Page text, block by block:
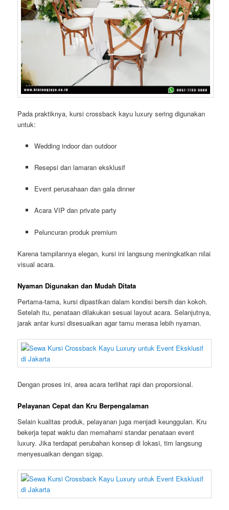
Pada praktiknya, kursi crossback kayu luxury sering digunakan
untuk:
Wedding indoor dan outdoor
Resepsi dan lamaran eksklusif
Event perusahaan dan gala dinner
Acara VIP dan private party
Peluncuran produk premium
Karena tampilannya elegan, kursi ini langsung meningkatkan nilai
visual acara.
Nyaman Digunakan dan Mudah Ditata
Pertama-tama, kursi dipastikan dalam kondisi bersih dan kokoh.
Setelah itu, penataan dilakukan sesuai layout acara. Selanjutnya,
jarak antar kursi disesuaikan agar tamu merasa lebih nyaman.
Dengan proses ini, area acara terlihat rapi dan proporsional.
Pelayanan Cepat dan Kru Berpengalaman
Selain kualitas produk, pelayanan juga menjadi keunggulan. Kru
bekerja tepat waktu dan memahami standar penataan event
luxury. Jika terdapat perubahan konsep di lokasi, tim langsung
menyesuaikan dengan sigap.